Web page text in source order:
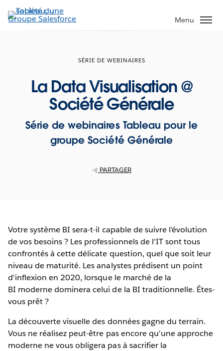
Aller
au
Menu
SÉRIE DE WEBINAIRES
La Data Visualisation @
Société Générale
Série de webinaires Tableau pour le
groupe Société Générale
PARTAGER
Votre système BI sera-t-il capable de suivre l'évolution
de vos besoins ? Les professionnels de l'IT sont tous
confrontés à cette délicate question, quel que soit leur
niveau de maturité. Les analystes prédisent un point
d'inflexion en 2020, lorsque le marché de la
BI moderne dominera celui de la BI traditionnelle. Êtes-
vous prêt ?
La découverte visuelle des données gagne du terrain.
Vous ne réalisez peut-être pas encore qu'une approche
moderne ne vous obligera pas à sacrifier la